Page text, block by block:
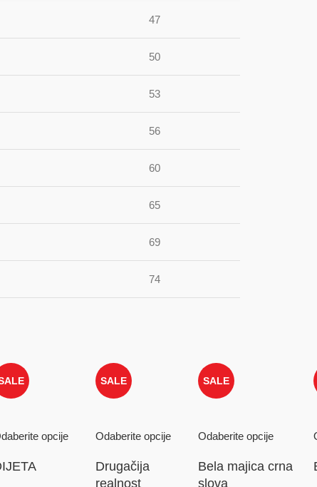
47
50
53
56
60
65
69
74
opcije
SALE
Odaberite opcije
Drugačija
realnost
SALE
Odaberite opcije
Bela majica crna
slova